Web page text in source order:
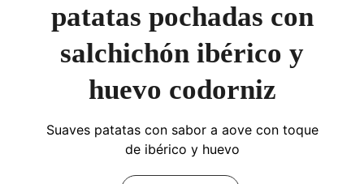
patatas pochadas con
salchichón ibérico y
huevo codorniz
Suaves patatas con sabor a aove con toque
de ibérico y huevo